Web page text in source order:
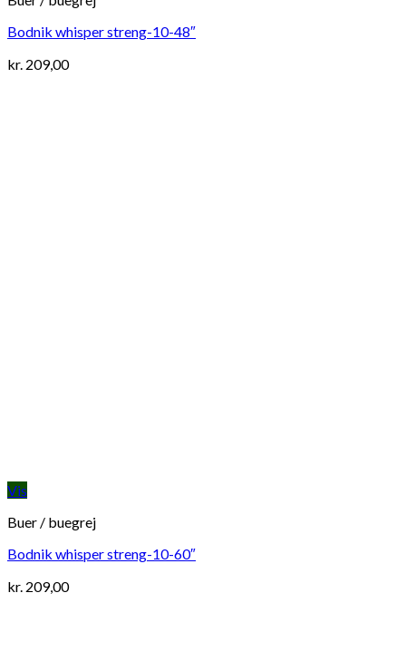
Bodnik whisper streng-10-48″
kr. 209,00
Vis
Buer / buegrej
Bodnik whisper streng-10-60″
kr. 209,00